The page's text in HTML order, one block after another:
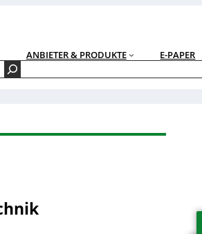
ANBIETER & PRODUKTE E-PAPER